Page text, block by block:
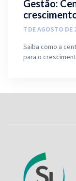
Gestão:
7 DE AGOSTO DE
Saiba como a
para o